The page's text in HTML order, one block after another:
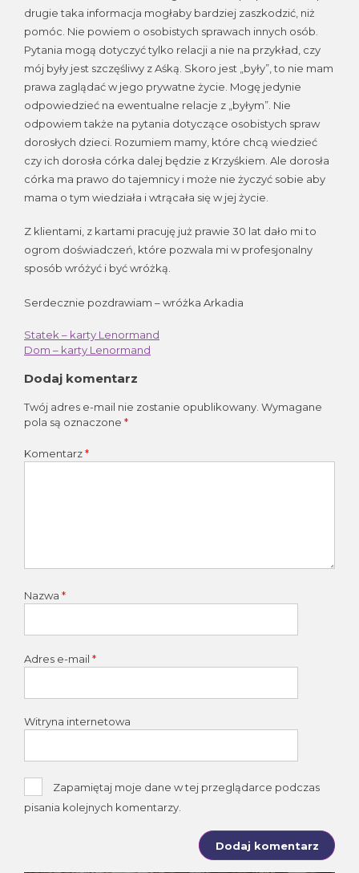
drugie taka informacja mogłaby bardziej zaszkodzić, niż
pomóc. Nie powiem o osobistych sprawach innych osób.
Pytania mogą dotyczyć tylko relacji a nie na przykład, czy
mój były jest szczęśliwy z Aśką. Skoro jest „były”, to nie mam
prawa zaglądać w jego prywatne życie. Mogę jedynie
odpowiedzieć na ewentualne relacje z „byłym”. Nie
odpowiem także na pytania dotyczące osobistych spraw
dorosłych dzieci. Rozumiem mamy, które chcą wiedzieć
czy ich dorosła córka dalej będzie z Krzyśkiem. Ale dorosła
córka ma prawo do tajemnicy i może nie życzyć sobie aby
mama o tym wiedziała i wtrącała się w jej życie.
Z klientami, z kartami pracuję już prawie 30 lat dało mi to
ogrom doświadczeń, które pozwala mi w profesjonalny
sposób wróżyć i być wróżką.
Serdecznie pozdrawiam – wróżka Arkadia
Nawigacja
wpisu
Statek – karty Lenormand
Dom – karty Lenormand
Dodaj komentarz
Twój adres e-mail nie zostanie opublikowany. Wymagane
pola są oznaczone *
Komentarz*
Nazwa *
Adres e-mail *
Witryna internetowa
Zapamiętaj moje dane w tej przeglądarce podczas
pisania kolejnych komentarzy.